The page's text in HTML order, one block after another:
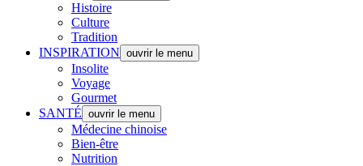
Histoire
Culture
Tradition
INSPIRATION ouvrir le menu
Insolite
Voyage
Gourmet
SANTÉ ouvrir le menu
Médecine chinoise
Bien-être
Nutrition